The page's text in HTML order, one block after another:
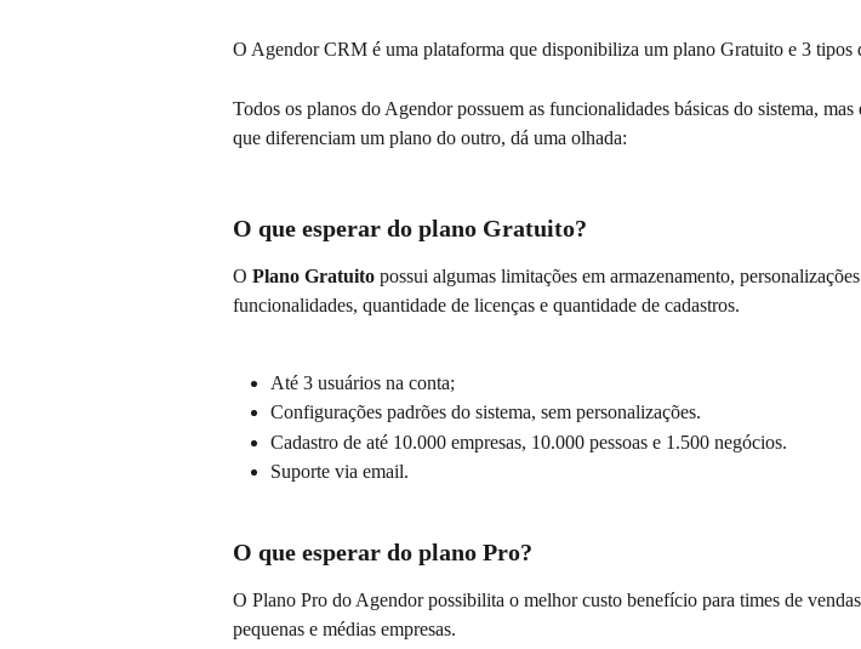
O Agendor CRM é uma plataforma que disponibiliza um plano Gratuito e 3 tipos
Todos os planos do Agendor possuem as funcionalidades básicas do sistema, mas
que diferenciam um plano do outro, dá uma olhada:
O que esperar do plano Gratuito?
O Plano Gratuito possui algumas limitações em armazenamento,
funcionalidades, quantidade de licenças e quantidade de cadastros.
Até 3 usuários na conta;
Configurações padrões do sistema, sem personalizações.
Cadastro de até 10.000 empresas, 10.000 pessoas e 1.500 negócios.
Suporte via email.
O que esperar do plano Pro?
O Plano Pro do Agendor possibilita o melhor custo benefício para times de
pequenas e médias empresas.